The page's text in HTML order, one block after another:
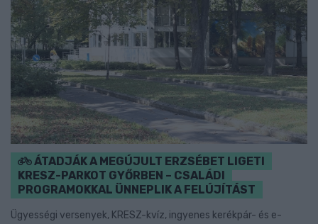
ÁTADJÁK A MEGÚJULT ERZSÉBET LIGETI
KRESZ-PARKOT GYŐRBEN – CSALÁDI
PROGRAMOKKAL ÜNNEPLIK A FELÚJÍTÁST
Ügyességi versenyek, KRESZ-kvíz, ingyenes kerékpár- és e-